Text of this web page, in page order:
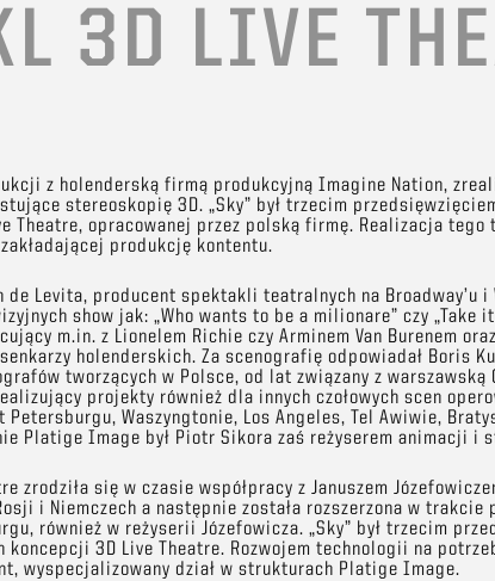
3D LIVE
z holenderską firmą produkcyjną Imagine Nation,
stereoskopię 3D. „Sky” był trzecim
Theatre, opracowanej przez polską firmę. Realizacja
produkcję kontentu.
de Levita, producent spektakli teatralnych na Broadway’u i
show jak: „Who wants to be a milionare” czy „Take
m.in. z Lionelem Richie czy Arminem Van Burenem
holenderskich. Za scenografię odpowiadał Boris
tworzących w Polsce, od lat związany z warszawską
projekty również dla innych czołowych scen
Petersburgu, Waszyngtonie, Los Angeles, Tel Awiwie,
Platige Image był Piotr Sikora zaś reżyserem animacji i
zrodziła się w czasie współpracy z Januszem
i Niemczech a następnie została rozszerzona w trakcie
również w reżyserii Józefowicza. „Sky” był trzecim
koncepcji 3D Live Theatre. Rozwojem technologii na
wyspecjalizowany dział w strukturach Platige Image.